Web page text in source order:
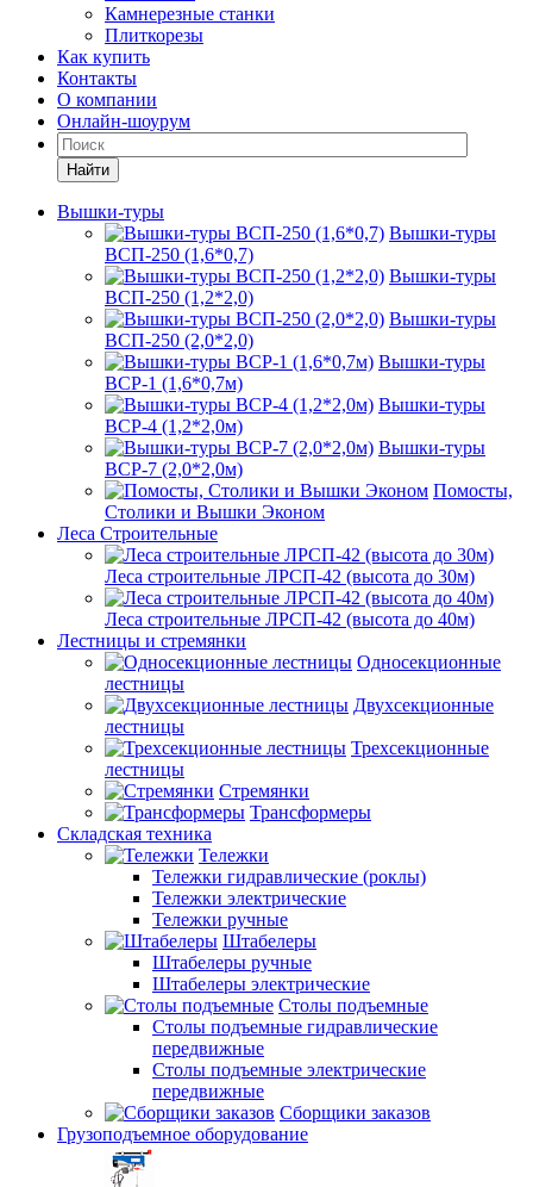
Камнерезные станки
Плиткорезы
Как купить
Контакты
О компании
Онлайн-шоурум
Найти
Вышки-туры
Вышки-туры
ВСП-250 (1,6*0,7)
Вышки-туры
ВСП-250 (1,2*2,0)
Вышки-туры
ВСП-250 (2,0*2,0)
Вышки-туры
ВСР-1 (1,6*0,7м)
Вышки-туры
ВСР-4 (1,2*2,0м)
Вышки-туры
ВСР-7 (2,0*2,0м)
Помосты,
Столики и Вышки Эконом
Леса Строительные
Леса строительные ЛРСП-42 (высота до 30м)
Леса строительные ЛРСП-42 (высота до 40м)
Лестницы и стремянки
Односекционные
лестницы
Двухсекционные
лестницы
Трехсекционные
лестницы
Стремянки
Трансформеры
Складская техника
Тележки
Тележки гидравлические (роклы)
Тележки электрические
Тележки ручные
Штабелеры
Штабелеры ручные
Штабелеры электрические
Столы подъемные
Столы подъемные гидравлические
передвижные
Столы подъемные электрические
передвижные
Сборщики заказов
Грузоподъемное оборудование